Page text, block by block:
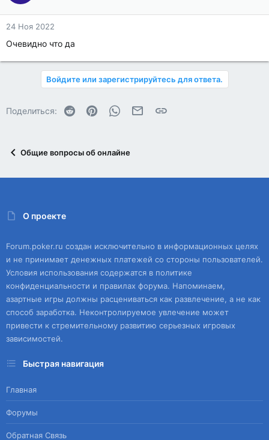
24 Ноя 2022
Очевидно что да
Войдите или зарегистрируйтесь для ответа.
Поделиться: Reddit PinterestWhatsAppЭлектронная почта
Ссылка
Общие вопросы об онлайне
О проекте
Forum.poker.ru создан исключительно в информационных целях
и не принимает денежных платежей со стороны пользователей.
Условия использования содержатся в политике
конфиденциальности и правилах форума. Напоминаем,
азартные игры должны расцениваться как развлечение, а не как
способ заработка. Неконтролируемое увлечение может
привести к стремительному развитию серьезных игровых
зависимостей.
Быстрая навигация
Главная
Форумы
Обратная Связь